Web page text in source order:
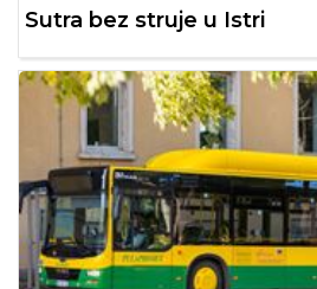
Sutra bez struje u Istri